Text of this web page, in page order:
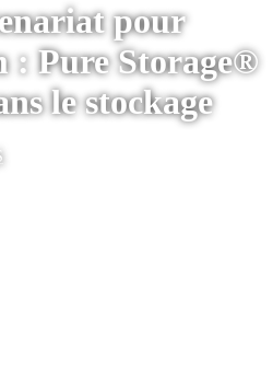
pour
: Pure Storage®
le stockage